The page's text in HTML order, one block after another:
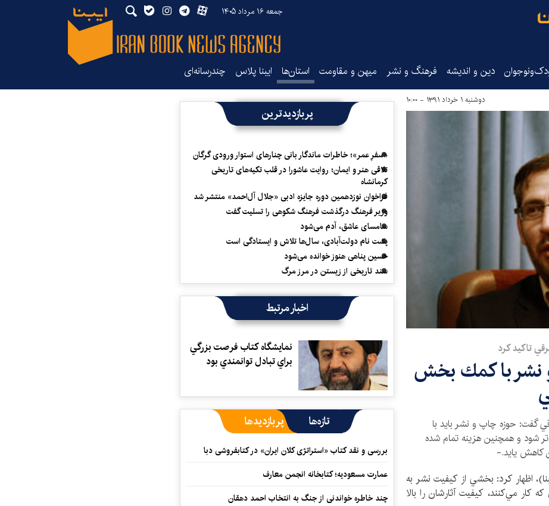
جمعه ۱۶ مرداد ۱۴۰۵
دین و اندیشه فرهنگ و نشر میهن و مقاومت استان‌ها ایبنا پلاس چندرسانه‌ای
دوشنبه ۱ خرداد ۱۳۹۱ - ۱۰:۰۰
تاكيد كرد
نشر با كمك بخش
گفت: حوزه چاپ و نشر بايد با
و همچنين هزينه‌ تمام شده
كاهش يايد.-
اظهار كرد: بخشي از كيفيت نشر به
كار مي‌كنند، كيفيت آثارشان را بالا
پربازدیدترین
«سفرِ عمر»؛ خاطرات ماندگار بانی چنارهای استوار ورودی گرگان
تلاقی هنر و ایمان؛ روایت عاشورا در قلب تکیه‌های تاریخی
کرمانشاه
فراخوان نوزدهمین دوره جایزه ادبی «جلال آل‌احمد» منتشر شد
وزیر فرهنگ درگذشت فرهنگ شکوهی را تسلیت گفت
سامسای عاشق، آدم می‌شود
پشت نام دولت‌آبادی، سال‌ها تلاش و ایستادگی است
حسین پناهی هنوز خوانده می‌شود
سند تاریخی از زیستن در مرز مرگ
اخبار مرتبط
نمايشگاه كتاب فرصت بزرگي
براي تبادل توانمندي بود
تازه‌ها پربازدیدها
بررسی و نقد کتاب «استراتژی کلان ایران» در کتابفروشی دبا
عمارت مسعودیه؛ کتابخانه انجمن معارف
چند خاطره خواندنی از جنگ به انتخاب احمد دهقان